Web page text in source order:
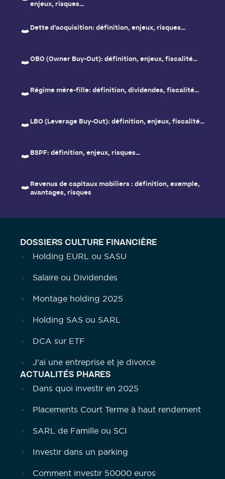
enjeux, risques…
Dette d’acquisition: définition, enjeux, risques…
OBO (Owner Buy-Out): définition, enjeux, fiscalité…
Régime mère-fille: définition, dividendes, fiscalité…
LBO (Leverage Buy-Out): définition, enjeux, fiscalité…
BSPF: définition, enjeux, risques…
Revenus de capitaux mobiliers : définition, exemple,
avantages, risques
DOSSIERS CULTURE FINANCIÈRE
Holding EURL ou SASU
Salaire ou Dividendes
Montage holding 2025
Holding SAS ou SARL
DCA sur ETF
J’ai une entreprise et je divorce
ACTUALITÉS PHARES
Dans quoi investir en 2025
Placements Court Terme à haut rendement
SARL de Famille ou SCI
Investir dans un parking
Comment investir 50000 euros